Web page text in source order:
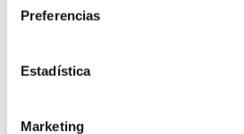
Preferencias
Estadística
Marketing
consigue 15 puntos de fidelización
GELIFICANTE